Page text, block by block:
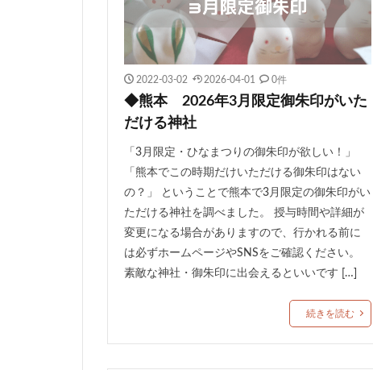
2022-03-02 2026-04-01 0件
◆熊本 2026年3月限定御朱印がいた
だける神社
「3月限定・ひなまつりの御朱印が欲しい！」
「熊本でこの時期だけいただける御朱印はない
の？」 ということで熊本で3月限定の御朱印がい
ただける神社を調べました。 授与時間や詳細が
変更になる場合がありますので、行かれる前に
は必ずホームページやSNSをご確認ください。
素敵な神社・御朱印に出会えるといいです […]
続きを読む